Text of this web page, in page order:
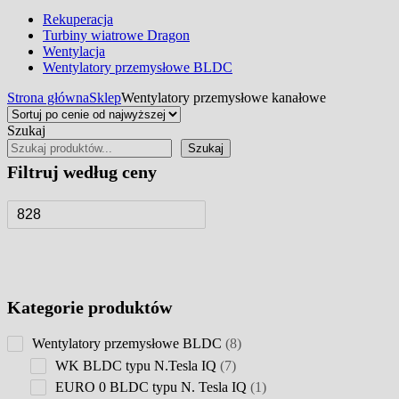
Rekuperacja
Turbiny wiatrowe Dragon
Wentylacja
Wentylatory przemysłowe BLDC
Strona głównaSklepWentylatory przemysłowe kanałowe
Szukaj
Szukaj
Filtruj według ceny
Kategorie produktów
Wentylatory przemysłowe BLDC 88
WK BLDC typu N.Tesla IQ 77
products
EURO 0 BLDC typu N. Tesla IQ 11